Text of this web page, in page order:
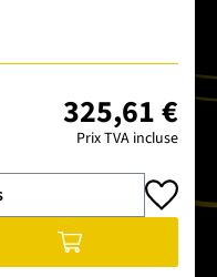
325,61 €
Prix TVA incluse
souhaitée ou